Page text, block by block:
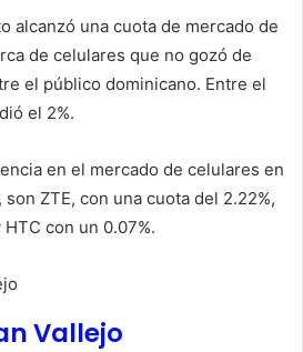
alcanzó una cuota de mercado de
de celulares que no gozó de
el público dominicano. Entre el
el 2%.
en el mercado de celulares en
ZTE, con una cuota del 2.22%,
con un 0.07%.
Vallejo